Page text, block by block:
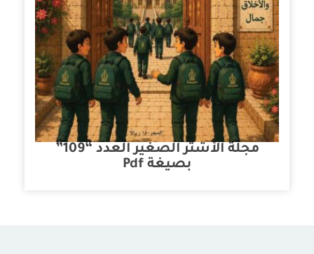
مجلة الأشتر الصغير العدد “109”
بصيغة Pdf